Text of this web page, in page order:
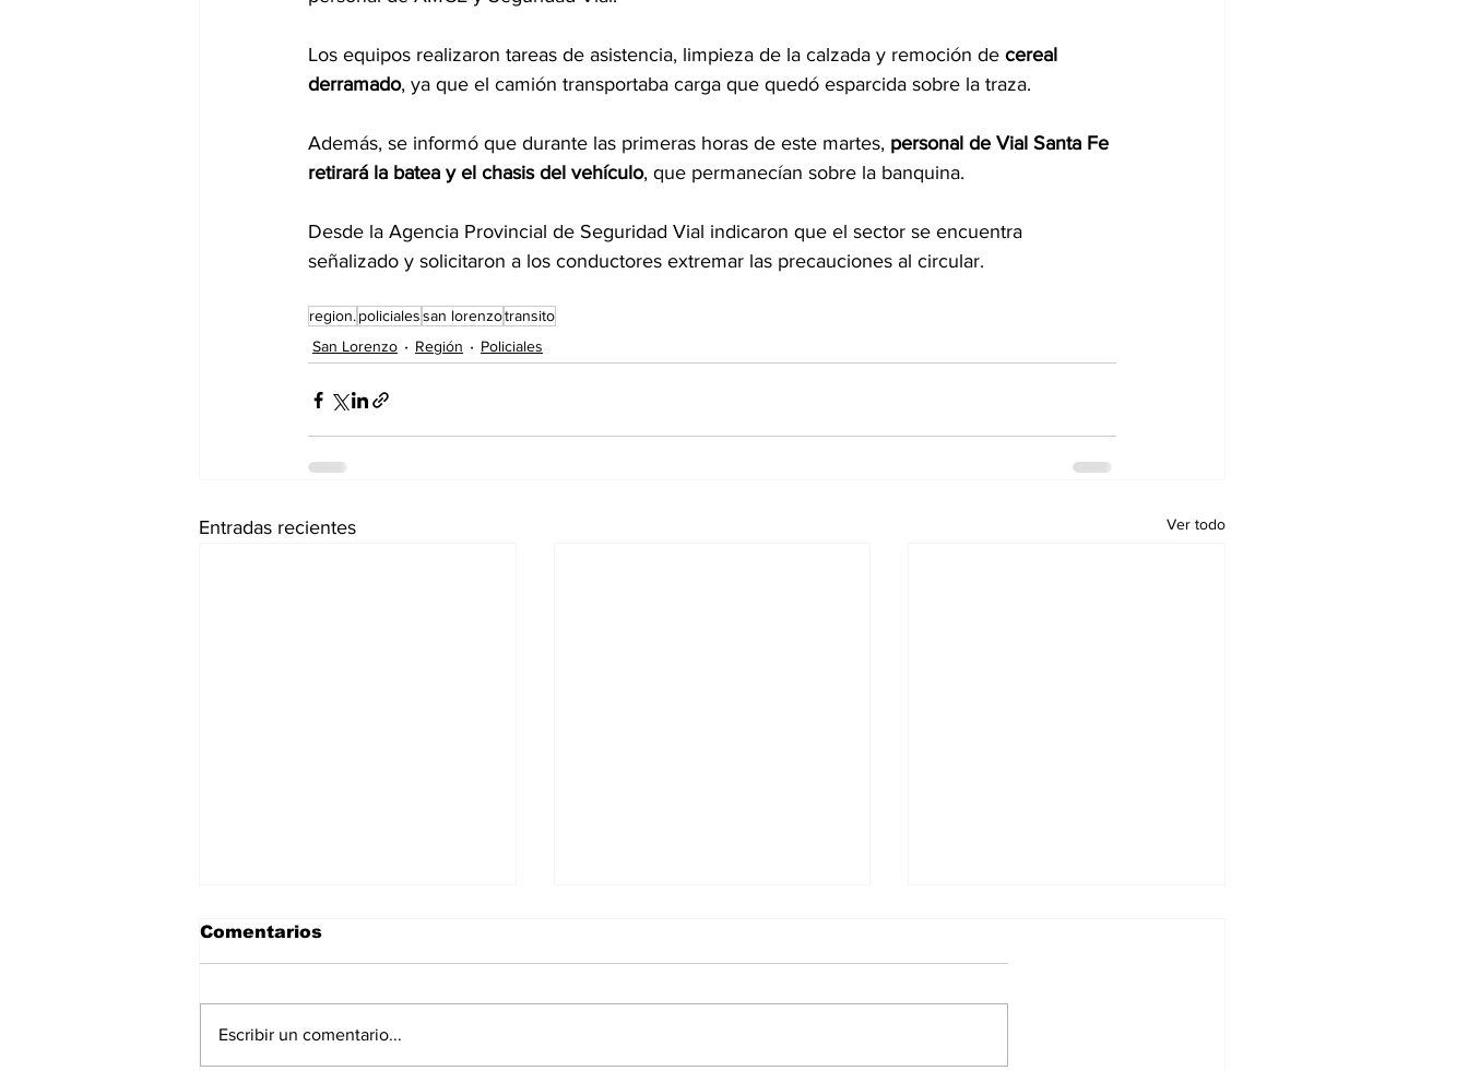
Los equipos realizaron tareas de asistencia, limpieza de la calzada y remoción de cereal
derramado, ya que el camión transportaba carga que quedó esparcida sobre la traza.
Además, se informó que durante las primeras horas de este martes, personal de Vial Santa Fe
retirará la batea y el chasis del vehículo, que permanecían sobre la banquina.
Desde la Agencia Provincial de Seguridad Vial indicaron que el sector se encuentra
señalizado y solicitaron a los conductores extremar las precauciones al circular.
region.policialessan lorenzotransito
San Lorenzo
Región Policiales
Entradas recientes Ver todo
Comentarios
Escribir un comentario...